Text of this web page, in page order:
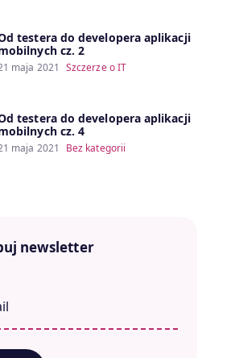
testera do developera aplikacji
cz. 2
maja 2021 Szczerze o IT
testera do developera aplikacji
cz. 4
maja 2021 Bez kategorii
newsletter